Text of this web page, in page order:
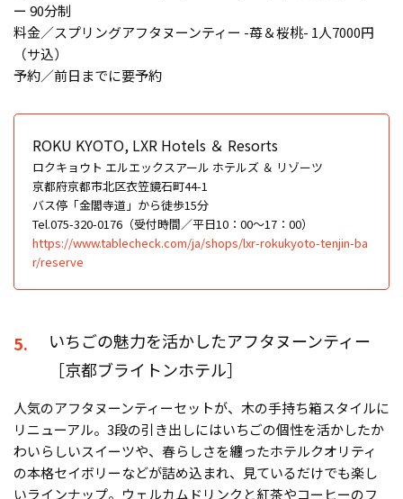
ー 90分制
料金／スプリングアフタヌーンティー -苺＆桜桃- 1人7000円
（サ込）
予約／前日までに要予約
ROKU KYOTO, LXR Hotels ＆ Resorts
ロクキョウト エルエックスアール ホテルズ ＆ リゾーツ
京都府京都市北区衣笠鏡石町44-1
バス停「金閣寺道」から徒歩15分
Tel.075-320-0176（受付時間／平日10：00～17：00）
https://www.tablecheck.com/ja/shops/lxr-rokukyoto-tenjin-ba
r/reserve
5.
いちごの魅力を活かしたアフタヌーンティー
［京都ブライトンホテル］
人気のアフタヌーンティーセットが、木の手持ち箱スタイルに
リニューアル。3段の引き出しにはいちごの個性を活かしたか
わいらしいスイーツや、春らしさを纏ったホテルクオリティ
の本格セイボリーなどが詰め込まれ、見ているだけでも楽し
いラインナップ。ウェルカムドリンクと紅茶やコーヒーのフ